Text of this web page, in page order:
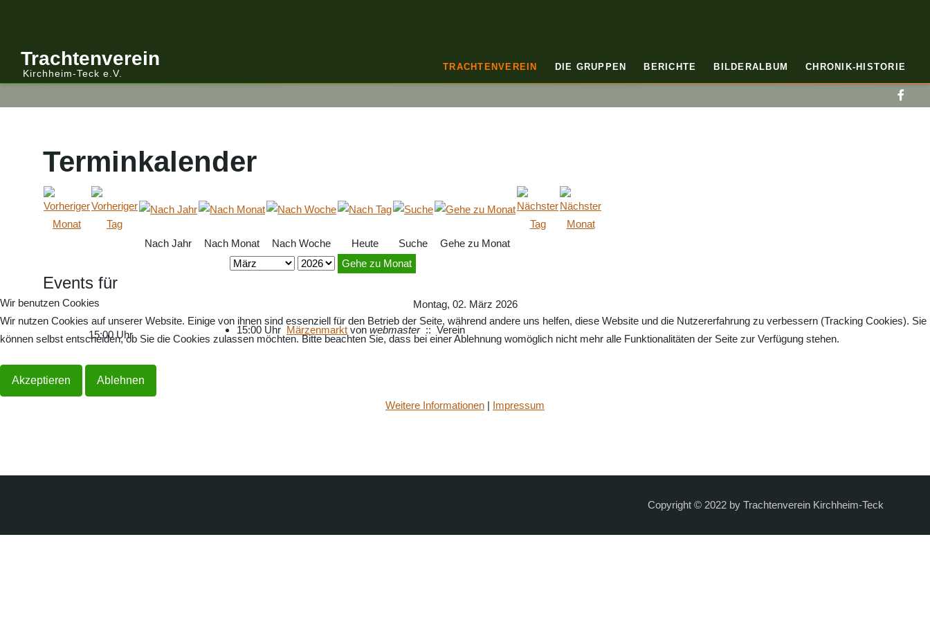
Trachtenverein
Kirchheim-Teck e.V.
TRACHTENVEREIN DIE GRUPPEN BERICHTE BILDERALBUM CHRONIK-HISTORIE
Terminkalender
Nach Jahr Nach Monat Nach Woche Heute Suche
Gehe zu Monat
Gehe zu Monat
Events für
Montag, 02. März 2026
15:00 Uhr 15:00 Uhr Märzenmarkt von webmaster:: Verein
Copyright © 2022 by Trachtenverein Kirchheim-Teck
Wir benutzen Cookies
Wir nutzen Cookies auf unserer Website. Einige von ihnen sind essenziell für den Betrieb der Seite, während andere uns helfen, diese Website und die Nutzererfahrung zu verbessern (Tracking Cookies). Sie
können selbst entscheiden, ob Sie die Cookies zulassen möchten. Bitte beachten Sie, dass bei einer Ablehnung womöglich nicht mehr alle Funktionalitäten der Seite zur Verfügung stehen.
Akzeptieren Ablehnen
Weitere Informationen | Impressum
Anmelden/Abmelden
Gebirgstracht
Berichte Vereinsleitung